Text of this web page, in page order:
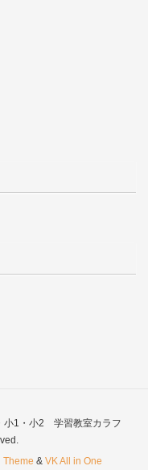
小1・小2 学習教室カラフ
Theme & VK All in One